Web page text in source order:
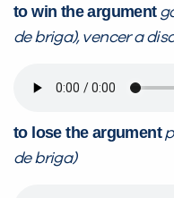
to win the argument
de briga), vencer a
to lose the argument
de briga)